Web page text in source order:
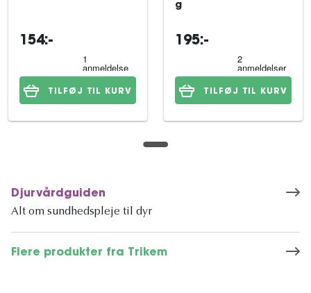
154:-
TILFØJ TIL KURV
g
195:-
TILFØJ TIL KURV
Djurvårdguiden
Alt om sundhedspleje til dyr
Flere produkter fra Trikem